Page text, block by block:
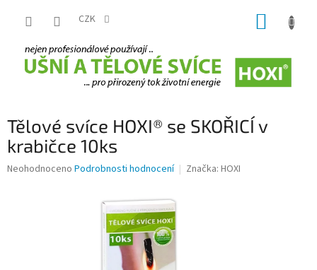
CZK
Tělové svíce HOXI® se SKOŘICÍ v
krabičce 10ks
Průměrné
Neohodnoceno Podrobnosti hodnocení Značka: HOXI